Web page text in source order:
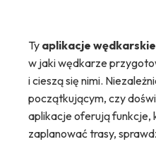
Ty aplikacje wędkarskie
w jaki wędkarze
i cieszą się nimi.
początkującym, czy
aplikacje oferują funkcje,
zaplanować trasy,